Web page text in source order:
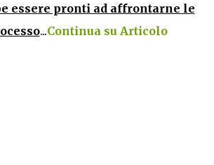
essere pronti ad affrontarne le
...Continua su Articolo